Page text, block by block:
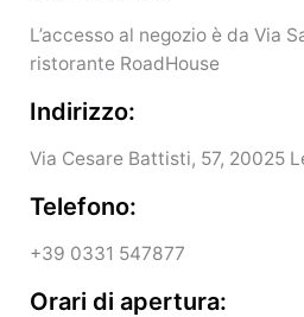
L’accesso al negozio è da Via
ristorante RoadHouse
Indirizzo:
Via Cesare Battisti, 57, 20025
Telefono:
+39 0331 547877
Orari di apertura: